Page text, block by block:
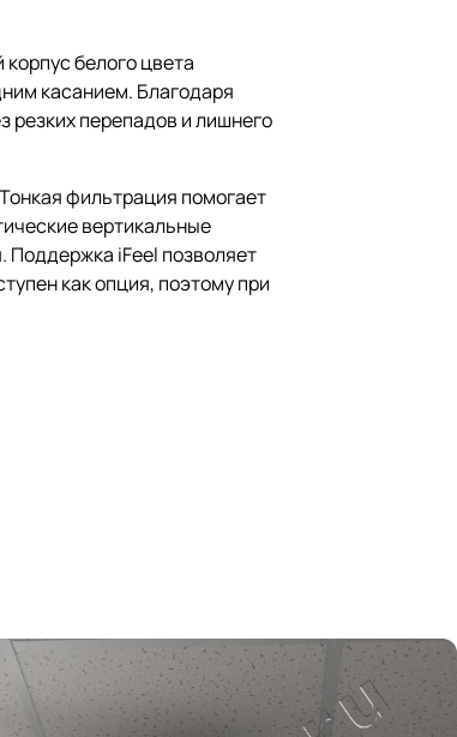
белого цвета
касанием. Благодаря
резких перепадов и лишнего
фильтрация помогает
вертикальные
Поддержка iFeel позволяет
как опция, поэтому при